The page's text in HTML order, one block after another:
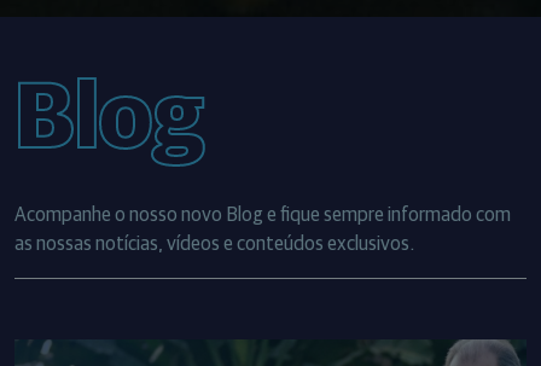
Blog
Acompanhe o nosso novo Blog e fique sempre informado com
as nossas notícias, vídeos e conteúdos exclusivos.